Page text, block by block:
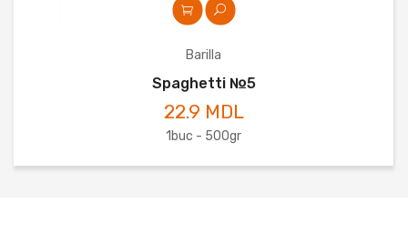
Barilla
Spaghetti №5
22.9 MDL
1buc - 500gr